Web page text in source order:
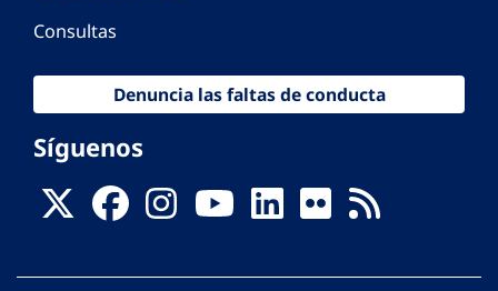
Consultas
Denuncia las faltas de conducta
Síguenos